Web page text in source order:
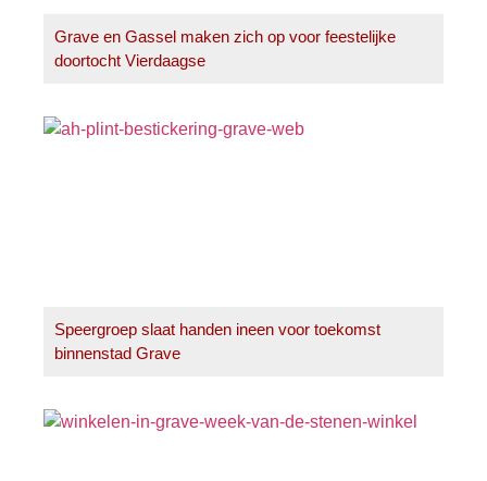
Grave en Gassel maken zich op voor feestelijke
doortocht Vierdaagse
Speergroep slaat handen ineen voor toekomst
binnenstad Grave